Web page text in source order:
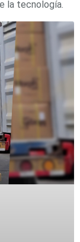
la tecnología.